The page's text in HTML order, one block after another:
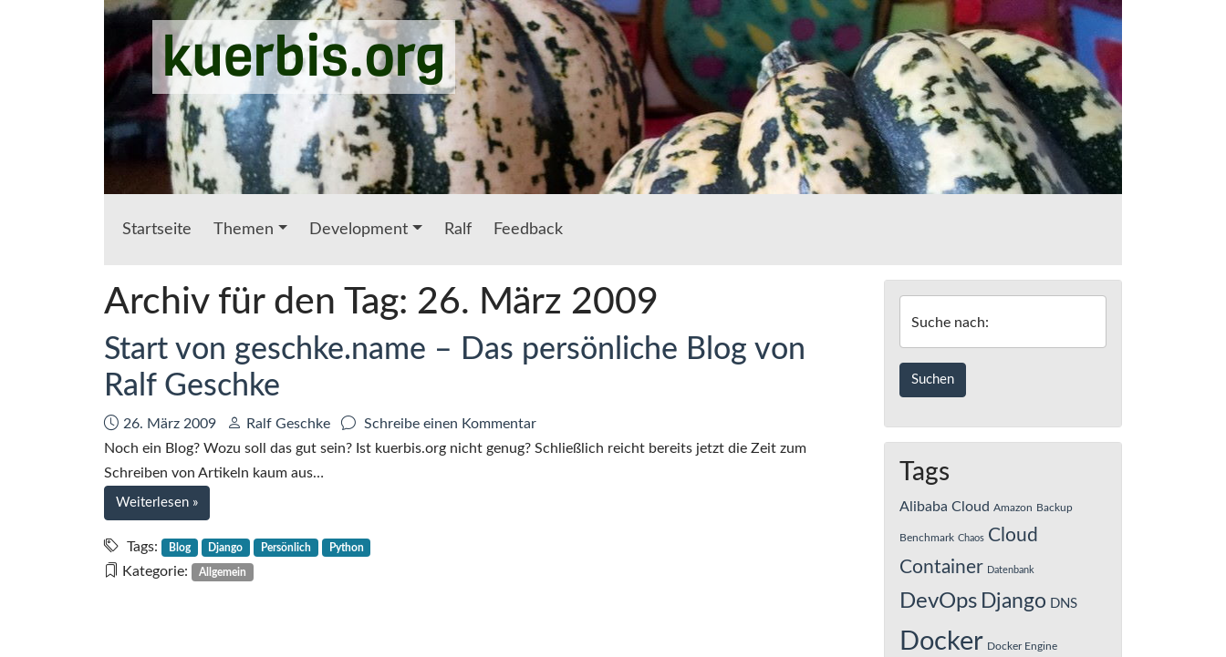
Zum Hauptinhalt springenkuerbis.org
Startseite Themen Development Ralf Feedback
Archiv für den Tag: 26. März 2009
Start von geschke.name – Das persönliche Blog von
Ralf Geschke
Datum:
26. März 2009 Autor:
Ralf Geschke Schreibe einen Kommentarzu
Start
Noch ein Blog? Wozu soll das gut sein? Ist kuerbis.org nicht genug? Schließlich reicht bereits jetzt die Zeit zum
Schreiben von Artikeln kaum aus…
Weiterlesen bei
Start
von
geschke.name
»
Tags: Blog Django Persönlich Python
Kategorie: Allgemein
Suche nach:
Tags
Alibaba Cloud Amazon Backup
Benchmark Chaos Cloud
Container Datenbank
DevOps Django DNS
Docker Docker Engine